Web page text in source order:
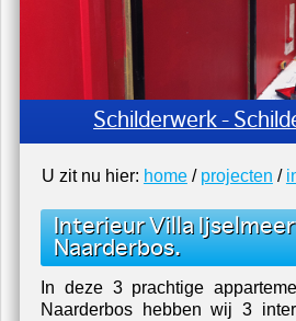
Schilderwerk -
U zit nu hier:home/projecten/